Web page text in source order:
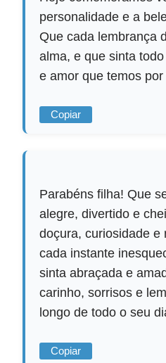
personalidade e a
Que cada lembrança
alma, e que sinta
e amor que temos por
Copiar
Parabéns filha! Que
alegre, divertido e
doçura, curiosidade e
cada instante
sinta abraçada e
carinho, sorrisos e
longo de todo o seu
Copiar